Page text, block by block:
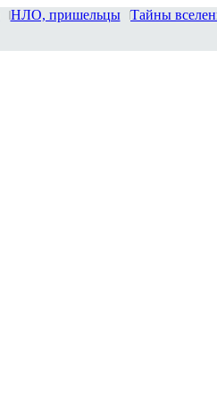
НЛО, пришельцы Тайны